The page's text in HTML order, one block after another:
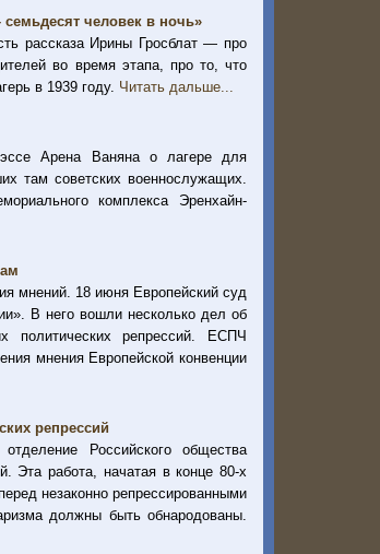
семьдесят человек в ночь»
рассказа Ирины Гросблат — про
во время этапа, про то, что
в 1939 году. Читать дальше...
Арена Ваняна о лагере для
там советских военнослужащих.
комплекса Эренхайн-
мнений. 18 июня Европейский суд
В него вошли несколько дел об
политических репрессий. ЕСПЧ
мнения Европейской конвенции
репрессий
Российского общества
Эта работа, начатая в конце 80-х
незаконно репрессированными
должны быть обнародованы.